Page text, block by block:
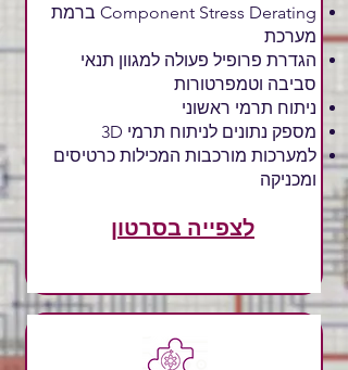
Component Stress Derating ברמת
מערכת
הגדרת פרופיל פעולה למגוון תנאי
סביבה וטמפרטורות
ניתוח תרמי ראשוני
מספק נתונים לניתוח תרמי 3D
למערכות מורכבות המכילות כרטיסים
ומכניקה
לצפייה בסרטון